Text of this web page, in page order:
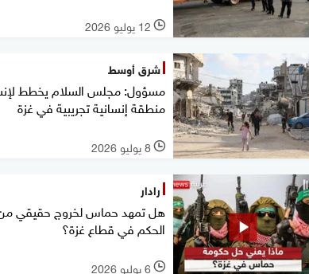
l 12 يوليو 2026
شرق أوسط
مسؤول: مجلس السلام يخطط
منطقة إنسانية تجريبية في غزة
l 8 يوليو 2026
رادار
هل تمهد حماس لخروج حقيقي
الحكم في قطاع غزة؟
l 6 يوليو 2026